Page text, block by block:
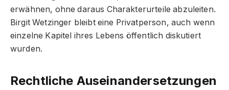
erwähnen, ohne daraus Charakterurteile abzuleiten.
Birgit Wetzinger bleibt eine Privatperson, auch wenn
einzelne Kapitel ihres Lebens öffentlich diskutiert
wurden.
Rechtliche Auseinandersetzungen